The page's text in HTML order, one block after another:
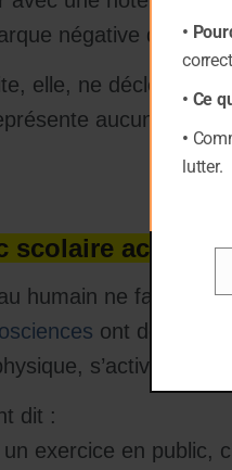
négative d’un
elle, ne déclenche
aucun
scolaire active
humain ne fait pas
ont
s’activent
dit :
un exercice en public,
•
• Ce
•
lutter.